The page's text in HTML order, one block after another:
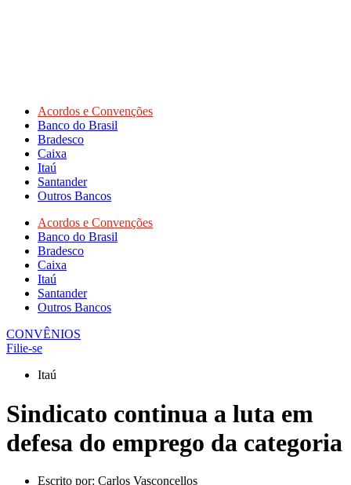
Acordos e Convenções
Banco do Brasil
Bradesco
Caixa
Itaú
Santander
Outros Bancos
Acordos e Convenções
Banco do Brasil
Bradesco
Caixa
Itaú
Santander
Outros Bancos
CONVÊNIOS
Filie-se
Itaú
Sindicato continua a luta em
defesa do emprego da categoria
Escrito por: Carlos Vasconcellos